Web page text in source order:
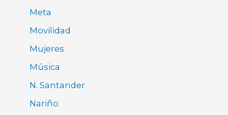
Meta
Movilidad
Mujeres
Música
N. Santander
Nariño